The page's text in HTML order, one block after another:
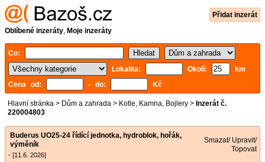
Přidat inzerát
Oblíbené inzeráty, Moje inzeráty
Co:
Lokalita:
Okolí:
km
Cena od:
- do: Kč
Hlavní stránka > Dům a zahrada > Kotle, Kamna, Bojlery > Inzerát č.
220004803
Buderus UO25-24 řídící jednotka, hydroblok, hořák,
výměník
- [11.6. 2026]
Smazat/ Upravit/
Topovat